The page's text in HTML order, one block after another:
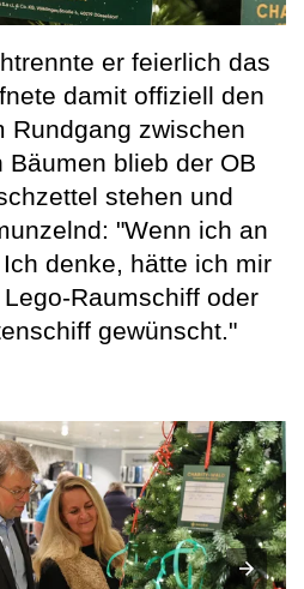
er feierlich das
damit offiziell den
Rundgang zwischen
blieb der OB
stehen und
"Wenn ich an
denke, hätte ich mir
Raumschiff oder
gewünscht."